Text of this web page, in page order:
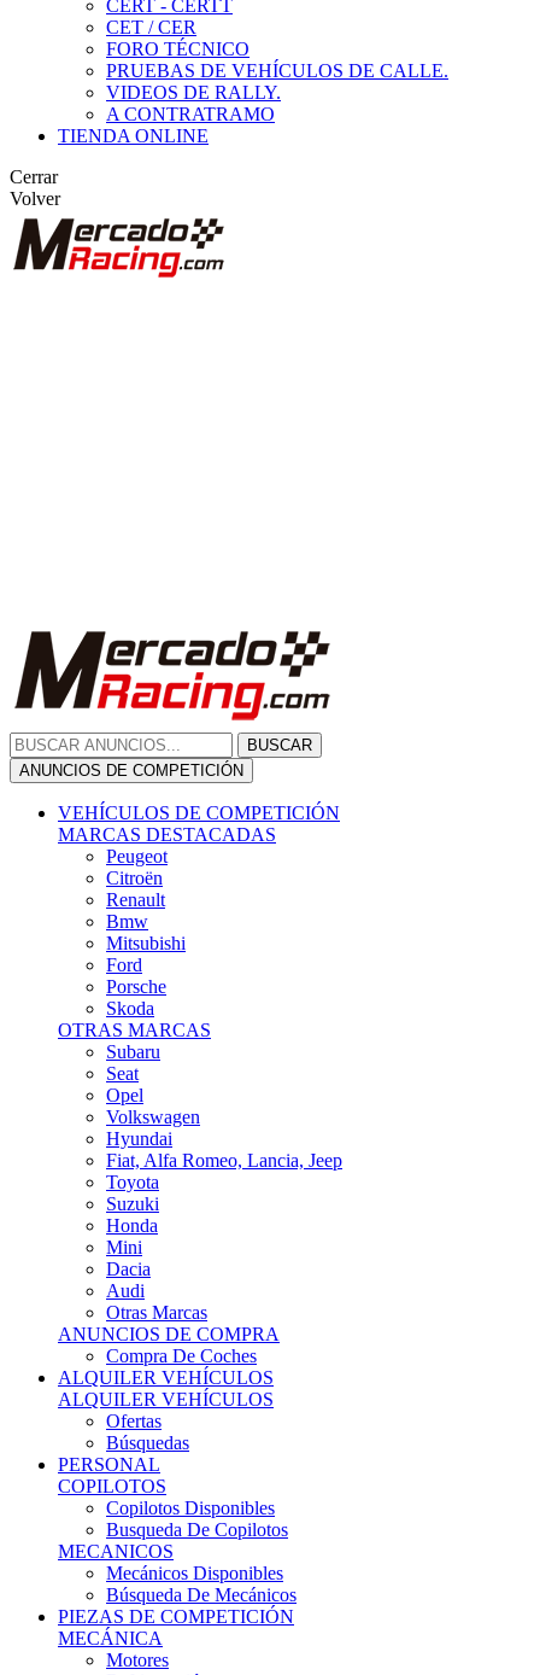
CERT - CERTT
CET / CER
FORO TÉCNICO
PRUEBAS DE VEHÍCULOS DE CALLE.
VIDEOS DE RALLY.
A CONTRATRAMO
TIENDA ONLINE
Cerrar
Volver
Porsche
Skoda
OTRAS MARCAS
Seat
Opel
Volkswagen
Hyundai
Fiat, Alfa Romeo, Lancia, Jeep
Toyota
Suzuki
Honda
Mini
Dacia
Audi
Otras Marcas
ANUNCIOS DE COMPRA
Compra De Coches
ALQUILER VEHÍCULOS
ALQUILER VEHÍCULOS
Ofertas
Búsquedas
PERSONAL
COPILOTOS
Copilotos Disponibles
Busqueda De Copilotos
MECANICOS
Mecánicos Disponibles
Búsqueda De Mecánicos
PIEZAS DE COMPETICIÓN
MECÁNICA
Motores
Refrigeración
Electrónica
Cajas De Cambio
Sistemas De Escape
Carrocería
Depositos
Suspensiones
Frenos
Iluminación
Llantas
NEUMÁTICOS DE ASFALTO
Asfalto 13 O Menos
Asfalto 14p
Asfalto 15p
Asfalto 16p